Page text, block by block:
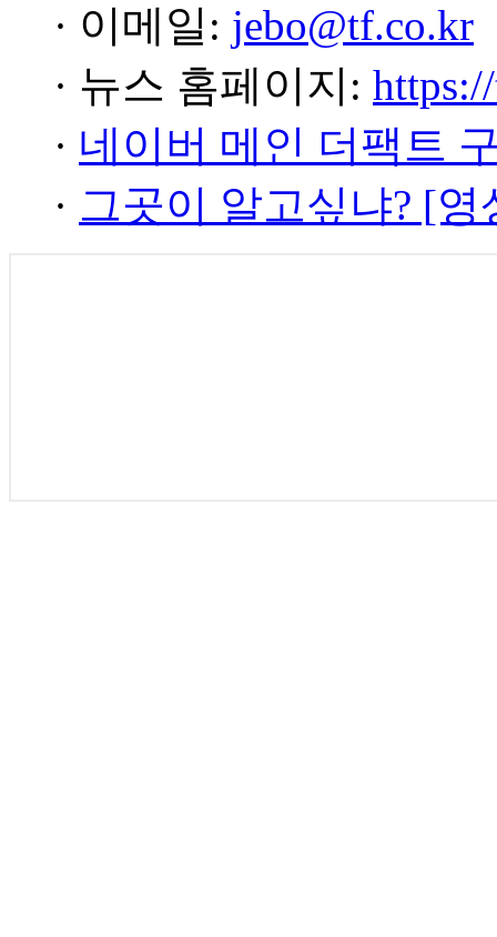
· 이메일: jebo@tf.co.kr
· 뉴스 홈페이지:
· 네이버 메인 더팩트
· 그곳이 알고싶냐? [